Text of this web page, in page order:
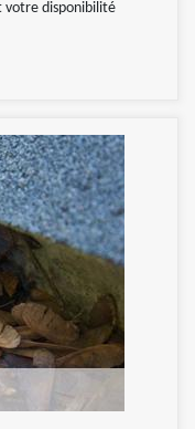
votre disponibilité